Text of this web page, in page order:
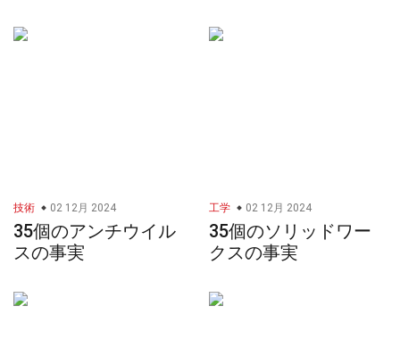
技術 02 12月 2024
35個のアンチウイル
スの事実
工学 02 12月 2024
35個のソリッドワー
クスの事実